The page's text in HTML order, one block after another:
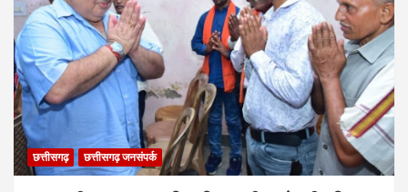
छत्तीसगढ़ छत्तीसगढ़ जनसंपर्क